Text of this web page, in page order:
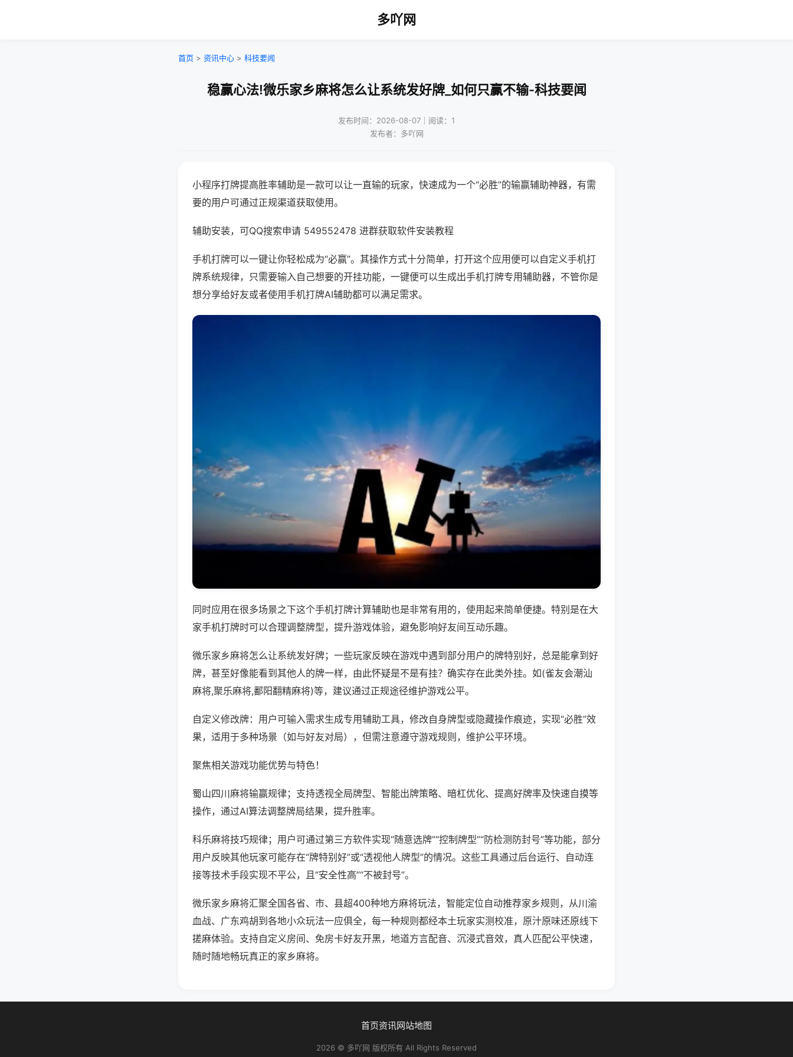
多吖网
首页 > 资讯中心 > 科技要闻
稳赢心法!微乐家乡麻将怎么让系统发好牌_如何只赢不输-科技要闻
发布时间：2026-08-07｜阅读：1
发布者：多吖网
小程序打牌提高胜率辅助是一款可以让一直输的玩家，快速成为一个“必胜”的输赢辅助神器，有需
要的用户可通过正规渠道获取使用。
辅助安装，可QQ搜索申请 549552478 进群获取软件安装教程
手机打牌可以一键让你轻松成为“必赢”。其操作方式十分简单，打开这个应用便可以自定义手机打
牌系统规律，只需要输入自己想要的开挂功能，一键便可以生成出手机打牌专用辅助器，不管你是
想分享给好友或者使用手机打牌AI辅助都可以满足需求。
同时应用在很多场景之下这个手机打牌计算辅助也是非常有用的，使用起来简单便捷。特别是在大
家手机打牌时可以合理调整牌型，提升游戏体验，避免影响好友间互动乐趣。
微乐家乡麻将怎么让系统发好牌；一些玩家反映在游戏中遇到部分用户的牌特别好，总是能拿到好
牌，甚至好像能看到其他人的牌一样，由此怀疑是不是有挂？确实存在此类外挂。如(雀友会潮汕
麻将,聚乐麻将,鄱阳翻精麻将)等，建议通过正规途径维护游戏公平。
自定义修改牌：用户可输入需求生成专用辅助工具，修改自身牌型或隐藏操作痕迹，实现“必胜”效
果，适用于多种场景（如与好友对局），但需注意遵守游戏规则，维护公平环境。
聚焦相关游戏功能优势与特色！
蜀山四川麻将输赢规律；支持透视全局牌型、智能出牌策略、暗杠优化、提高好牌率及快速自摸等
操作，通过AI算法调整牌局结果，提升胜率。
科乐麻将技巧规律；用户可通过第三方软件实现“随意选牌”“控制牌型”“防检测防封号”等功能，部分
用户反映其他玩家可能存在“牌特别好”或“透视他人牌型”的情况。这些工具通过后台运行、自动连
接等技术手段实现不平公，且“安全性高”“不被封号”。
微乐家乡麻将汇聚全国各省、市、县超400种地方麻将玩法，智能定位自动推荐家乡规则，从川渝
血战、广东鸡胡到各地小众玩法一应俱全，每一种规则都经本土玩家实测校准，原汁原味还原线下
搓麻体验。支持自定义房间、免房卡好友开黑，地道方言配音、沉浸式音效，真人匹配公平快速，
随时随地畅玩真正的家乡麻将。
首页资讯网站地图
2026 © 多吖网 版权所有 All Rights Reserved